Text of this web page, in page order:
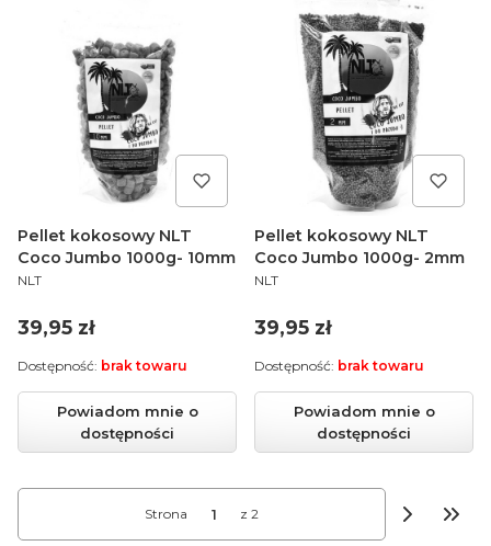
Pellet kokosowy NLT
Coco Jumbo 1000g- 10mm
PRODUCENT
NLT
Cena
39,95 zł
Powiadom mnie o
dostępności
Dostępność: brak towaru
Pellet kokosowy NLT
Coco Jumbo 1000g- 2mm
PRODUCENT
NLT
Cena
39,95 zł
Powiadom mnie o
dostępności
Dostępność: brak towaru
Strona z 2